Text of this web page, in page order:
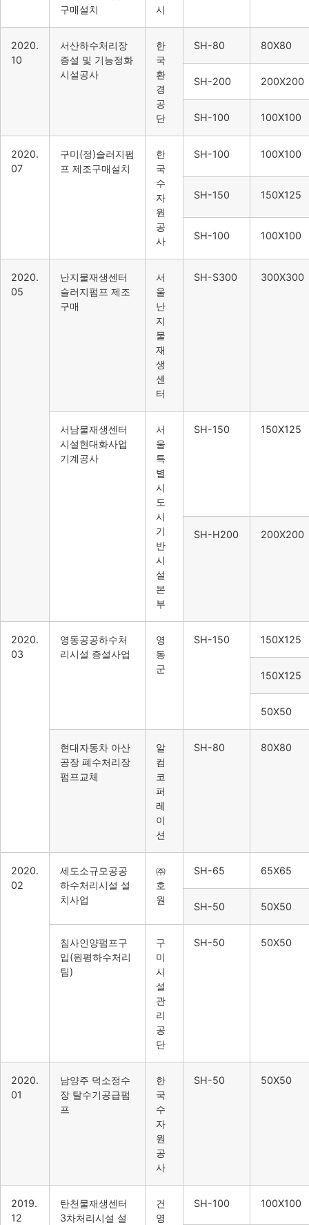
구매설치
시
2020.
10
서산하수처리장
증설 및 기능정화
시설공사
한
국
환
경
공
단
SH-80 80X80
SH-200 200X200
SH-100 100X100
2020.
07
구미(정)슬러지펌
프 제조구매설치
한
국
수
자
원
공
사
SH-100 100X100
SH-150 150X125
SH-100 100X100
2020.
05
난지물재생센터
슬러지펌프 제조
구매
서
울
난
지
물
재
생
센
터
SH-S300 300X300
서남물재생센터
시설현대화사업
기계공사
서
울
특
별
시
도
시
기
반
시
설
본
부
SH-150 150X125
SH-H200 200X200
2020.
03
영동공공하수처
리시설 증설사업
영
동
군
SH-150 150X125
150X125
50X50
현대자동차 아산
공장 폐수처리장
펌프교체
알
컴
코
퍼
레
이
션
SH-80 80X80
2020.
02
세도소규모공공
하수처리시설 설
치사업
㈜
호
원
SH-65 65X65
SH-50 50X50
침사인양펌프구
입(원평하수처리
팀)
구
미
시
설
관
리
공
단
SH-50 50X50
2020.
01
남양주 덕소정수
장 탈수기공급펌
프
한
국
수
자
원
공
사
SH-50 50X50
2019.
12
탄천물재생센터
3차처리시설 설
건
영
SH-100 100X100